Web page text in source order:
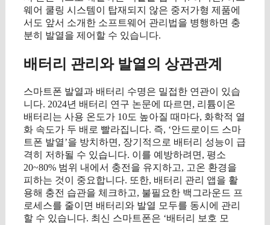
웨어 쿨링 시스템이 탑재되지 않은 중저가형 제품에
서도 앞서 소개한 소프트웨어 관리법을 병행하면 충
분히 발열을 제어할 수 있습니다.
배터리 관리와 발열의 상관관계
스마트폰 발열과 배터리 수명은 밀접한 연관이 있습
니다. 2024년 배터리 연구 논문에 따르면, 리튬이온
배터리는 사용 온도가 10도 높아질 때마다, 화학적 열
화 속도가 두 배로 빨라집니다. 즉, ‘안드로이드 스마
트폰 발열’을 방치하면, 장기적으로 배터리 성능이 급
격히 저하될 수 있습니다. 이를 예방하려면, 평소
20~80% 범위 내에서 충전을 유지하고, 고온 환경을
피하는 것이 중요합니다. 또한, 배터리 관리 앱을 활
용해 충전 습관을 체크하고, 불필요한 백그라운드 프
로세스를 줄이면 배터리와 발열 모두를 동시에 관리
할 수 있습니다. 최신 스마트폰은 ‘배터리 보호 모